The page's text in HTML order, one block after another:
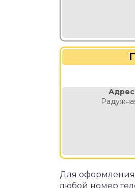
Для оформления
любой номер